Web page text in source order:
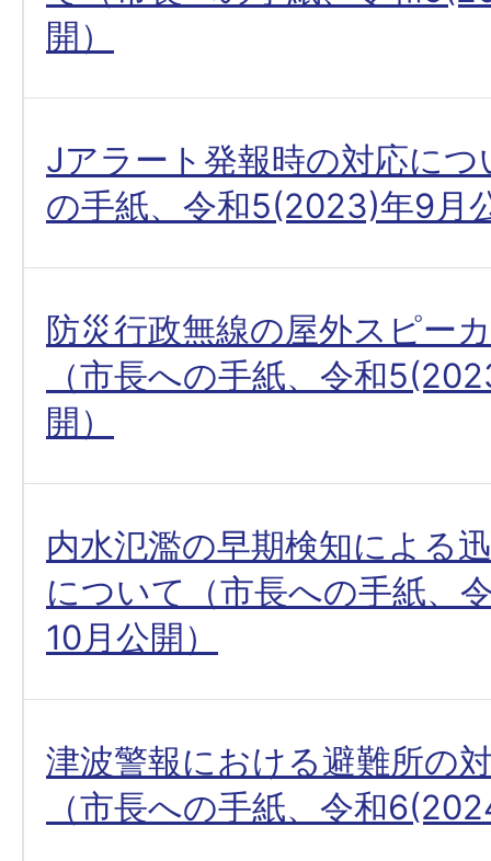
開）
Jアラート発報時の対応に
の手紙、令和5(2023)年9月
防災行政無線の屋外スピー
（市長への手紙、令和
開）
内水氾濫の早期検知による
について（市長への手紙、
10月公開）
津波警報における避難所の
（市長への手紙、令和